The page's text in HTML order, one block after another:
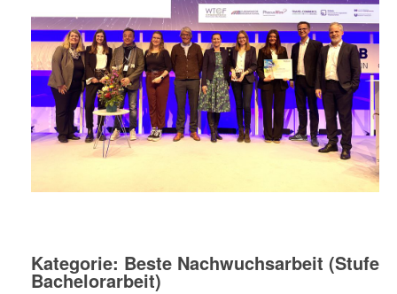
Kategorie: Beste Nachwuchsarbeit (Stufe
Bachelorarbeit)